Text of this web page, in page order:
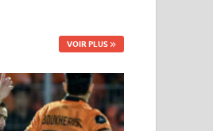
VOIR PLUS